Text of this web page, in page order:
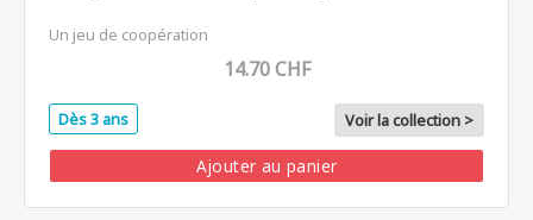
Un jeu de coopération
14.70 CHF
Dès 3 ans Voir la collection >
Ajouter au panier